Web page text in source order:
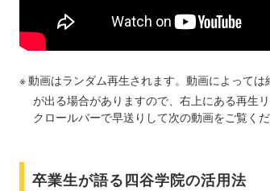
動画はランダム再生されます。動画によって
が出る場合がありますので、右上にある再生
クロールバーで早送りして次の動画をご覧くだ
卒業生が語る四谷学院の活用法